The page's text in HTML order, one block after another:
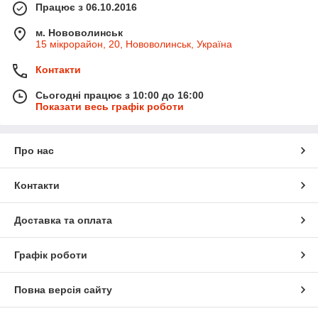
Працює з 06.10.2016
м. Нововолинськ
15 мікрорайон, 20, Нововолинськ, Україна
Контакти
Сьогодні працює з 10:00 до 16:00
Показати весь графік роботи
Про нас
Контакти
Доставка та оплата
Графік роботи
Повна версія сайту